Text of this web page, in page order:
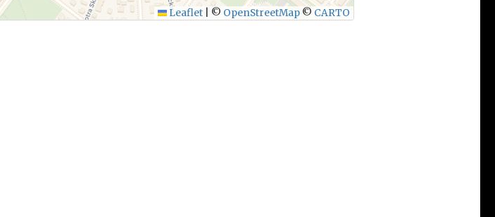
Leaflet © OpenStreetMap © CARTO